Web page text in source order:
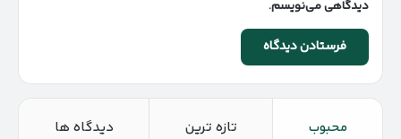
دیدگاهی می‌نویسم.
محبوب تازه ترین دیدگاه ها